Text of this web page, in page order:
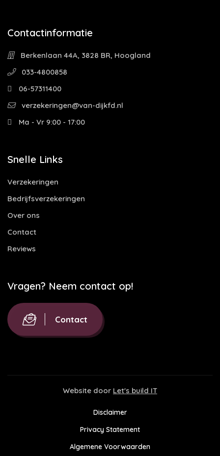
Contactinformatie
Berkenlaan 44A, 3828 BR, Hoogland
033-4800858
06-57311400
verzekeringen@van-dijkfd.nl
Ma - Vr 9:00 - 17:00
Snelle Links
Verzekeringen
Bedrijfsverzekeringen
Over ons
Contact
Reviews
Vragen? Neem contact op!
Contact
Website door Let's build IT
Disclaimer
Privacy Statement
Algemene Voorwaarden